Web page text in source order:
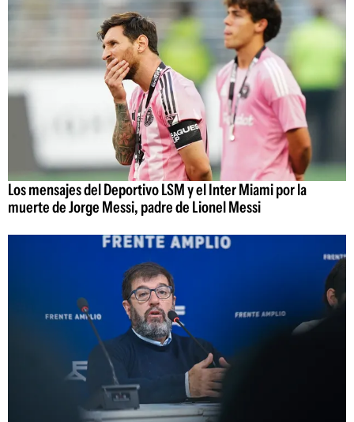
Los mensajes del Deportivo LSM y el Inter Miami por la
muerte de Jorge Messi, padre de Lionel Messi